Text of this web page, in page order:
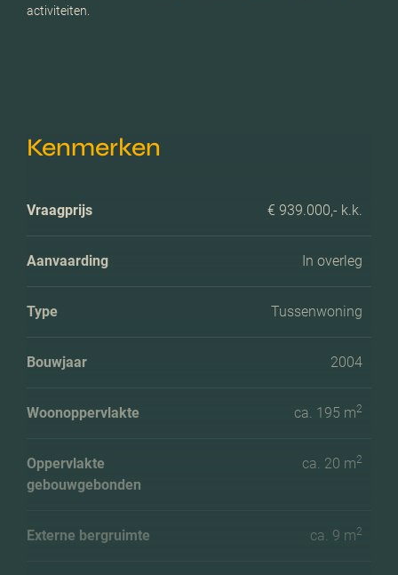
activiteiten.
Kenmerken
Vraagprijs € 939.000,- k.k.
Aanvaarding In overleg
Type Tussenwoning
Bouwjaar 2004
Woonoppervlakte ca. 195 m2
Oppervlakte
gebouwgebonden
ca. 20 m2
Externe bergruimte ca. 9 m2